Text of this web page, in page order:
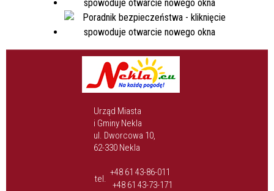
Urząd Miasta
i Gminy Nekla
ul. Dworcowa 10,
62-330 Nekla
tel.
+48 61 43-86-011
+48 61 43-73-171